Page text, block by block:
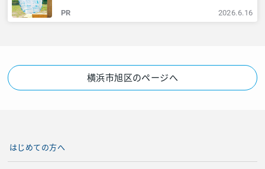
多摩のご近所情報 – レアリア
PR 2026.6.16
横浜市旭区のページへ
はじめての方へ